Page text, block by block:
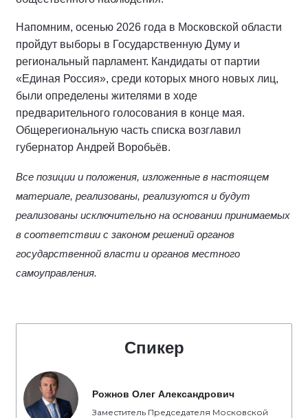
Напомним, осенью 2026 года в Московской области
пройдут выборы в Государственную Думу и
региональный парламент. Кандидаты от партии
«Единая Россия», среди которых много новых лиц,
были определены жителями в ходе
предварительного голосования в конце мая.
Общерегиональную часть списка возглавил
губернатор Андрей Воробьёв.
Все позиции и положения, изложенные в настоящем
материале, реализованы, реализуются и будут
реализованы исключительно на основании принимаемых
в соответствии с законом решений органов
государственной власти и органов местного
самоуправления.
Спикер
Рожнов Олег Александрович
Заместитель Председателя Московской